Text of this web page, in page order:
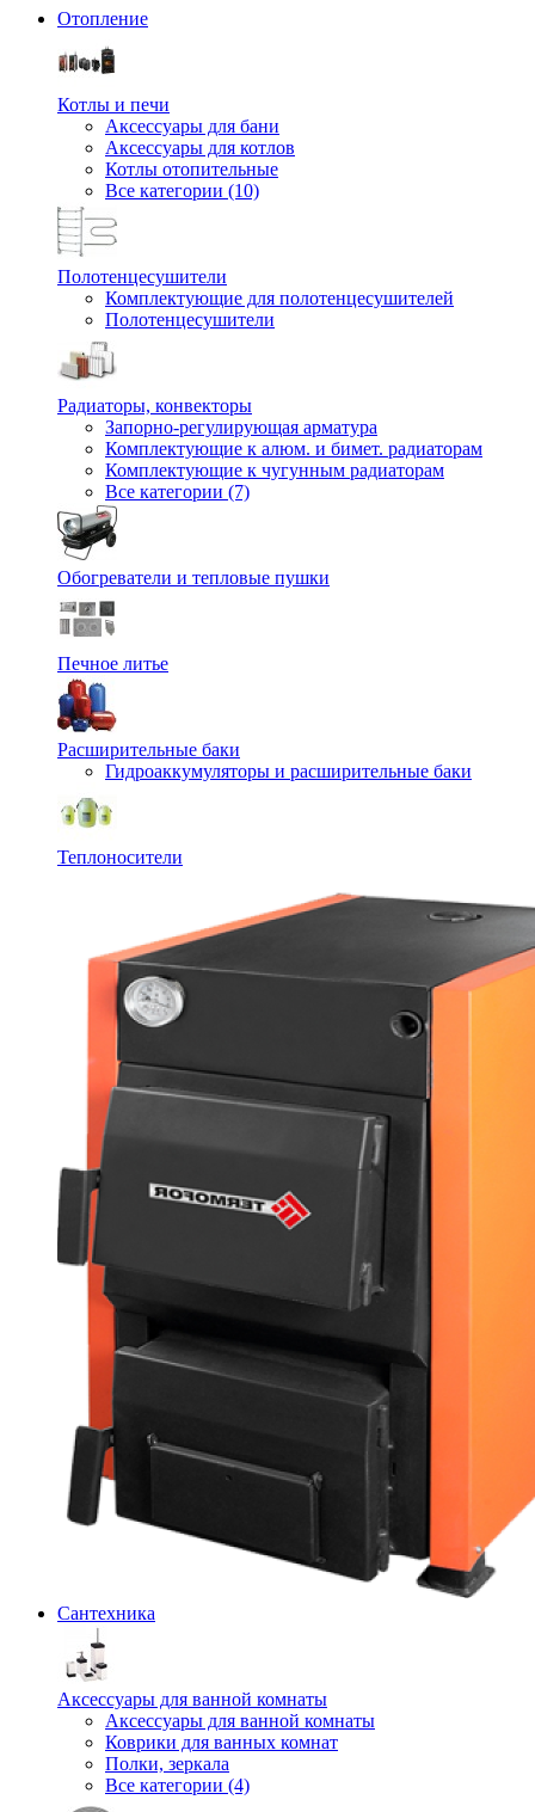
Отопление
Котлы и печи
Аксессуары для бани
Аксессуары для котлов
Котлы отопительные
Все категории (10)
Полотенцесушители
Комплектующие для полотенцесушителей
Полотенцесушители
Радиаторы, конвекторы
Запорно-регулирующая арматура
Комплектующие к алюм. и бимет. радиаторам
Комплектующие к чугунным радиаторам
Все категории (7)
Обогреватели и тепловые пушки
Печное литье
Расширительные баки
Гидроаккумуляторы и расширительные баки
Теплоносители
Сантехника
Аксессуары для ванной комнаты
Аксессуары для ванной комнаты
Коврики для ванных комнат
Полки, зеркала
Все категории (4)